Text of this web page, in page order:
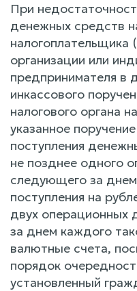
При
денежных средств
налогоплательщика
организации или
предпринимателя в
инкассового
налогового органа
указанное
поступления
не позднее одного
следующего за
поступления на
двух операционных
за днем каждого
валютные счета,
порядок
установленный